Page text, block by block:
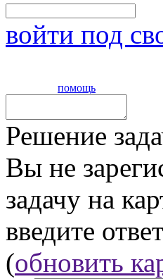
войти под
помощь
Решение
Вы не
задачу на
введите ответ
(обновить